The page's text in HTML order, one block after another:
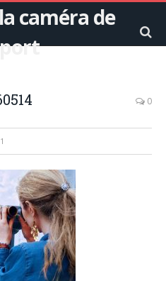
caméra de
0